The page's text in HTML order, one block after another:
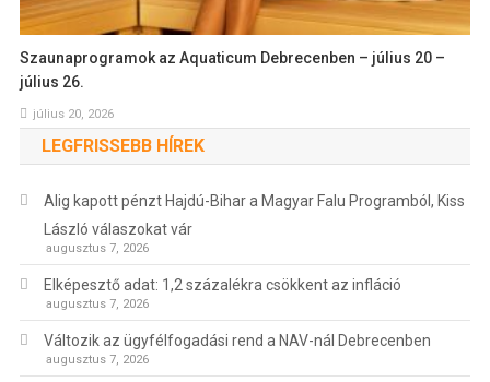
Szaunaprogramok az Aquaticum Debrecenben – július 20 –
július 26.
július 20, 2026
LEGFRISSEBB HÍREK
Alig kapott pénzt Hajdú-Bihar a Magyar Falu Programból, Kiss
László válaszokat vár
augusztus 7, 2026
Elképesztő adat: 1,2 százalékra csökkent az infláció
augusztus 7, 2026
Változik az ügyfélfogadási rend a NAV-nál Debrecenben
augusztus 7, 2026